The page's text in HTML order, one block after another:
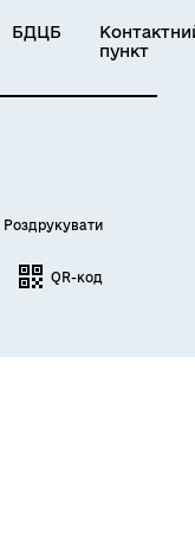
БДЦБ
пункт
Роздрукувати
QR-код